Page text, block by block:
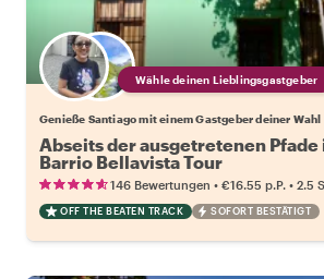
Wähle deinen Lieblingsgastgeber
Genieße Santiago mit einem Gastgeber deiner Wahl
Abseits der ausgetretenen Pfade
Barrio Bellavista Tour
146 Bewertungen • €16.55 p.P. • 2.5
OFF THE BEATEN TRACK SOFORT BESTÄTIGT